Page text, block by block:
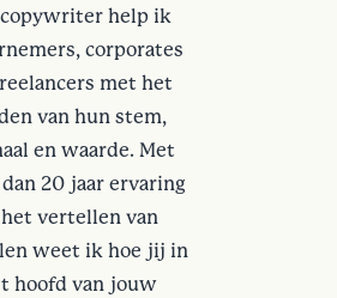
help ik
corporates
met het
van hun stem,
en waarde. Met
20 jaar ervaring
vertellen van
weet ik hoe jij in
hoofd van jouw